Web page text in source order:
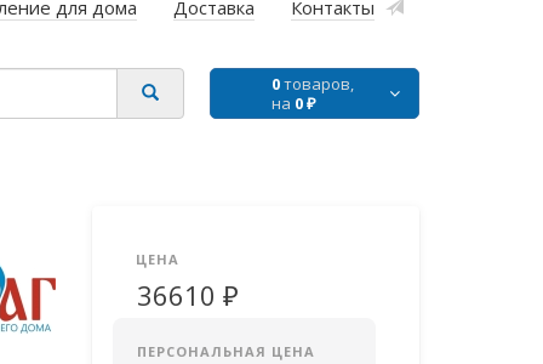
для дома
Доставка Контакты
0товаров,
на 0 ₽
ЦЕНА
36610 ₽
ПЕРСОНАЛЬНАЯ ЦЕНА